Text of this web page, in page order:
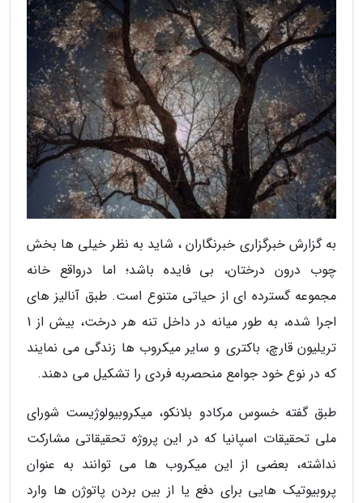
به گزارش خبرگزاری خبرنگاران ، شاید به نظر خیلی ها بخش
چوب درون درختان، بی فایده باشد؛ اما درواقع خانه
مجموعه گسترده ای از حیاتی متنوع است. طبق آنالیز های
اجرا شده، به طور میانه در داخل تنه هر درخت، بیش از 1
تریلیون قارچ، باکتری و سایر میکروب ها زندگی می نمایند
که در نوع خود جوامع منحصربه فردی را تشکیل می دهند.
طبق گفته خسوس مرکادو بلانکو، میکروبیولوژیست شورای
ملی تحقیقات اسپانیا که در این پروژه تحقیقاتی مشارکت
نداشته، بعضی از این میکروب ها می توانند به عنوان
پروبیوتیک هایی برای دفع یا از بین بردن پاتوژن ها وارد